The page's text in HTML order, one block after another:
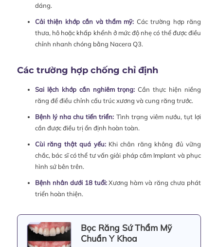
dáng.
Cải thiện khớp cắn và thẩm mỹ: Các trường hợp răng
thưa, hô hoặc khấp khểnh ở mức độ nhẹ có thể được điều
chỉnh nhanh chóng bằng Nacera Q3.
Các trường hợp chống chỉ định
Sai lệch khớp cắn nghiêm trọng: Cần thực hiện niềng
răng để điều chỉnh cấu trúc xương và cung răng trước.
Bệnh lý nha chu tiến triển: Tình trạng viêm nướu, tụt lợi
cần được điều trị ổn định hoàn toàn.
Cùi răng thật quá yếu:Khi chân răng không đủ vững
chắc, bác sĩ có thể tư vấn giải pháp cắm Implant và phục
hình sứ bên trên.
Bệnh nhân dưới 18 tuổi:Xương hàm và răng chưa phát
triển hoàn thiện.
Bọc Răng Sứ Thẩm Mỹ
Chuẩn Y Khoa